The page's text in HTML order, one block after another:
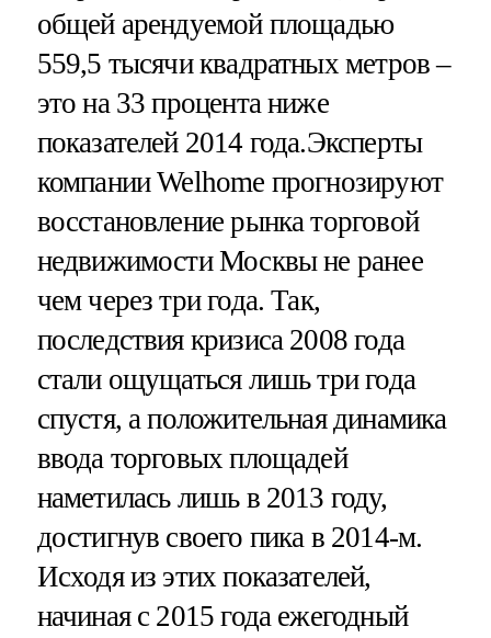
общей арендуемой площадью
559,5 тысячи квадратных метров –
это на 33 процента ниже
показателей 2014 года.Эксперты
компании Welhome прогнозируют
восстановление рынка торговой
недвижимости Москвы не ранее
чем через три года. Так,
последствия кризиса 2008 года
стали ощущаться лишь три года
спустя, а положительная динамика
ввода торговых площадей
наметилась лишь в 2013 году,
достигнув своего пика в 2014-м.
Исходя из этих показателей,
начиная с 2015 года ежегодный